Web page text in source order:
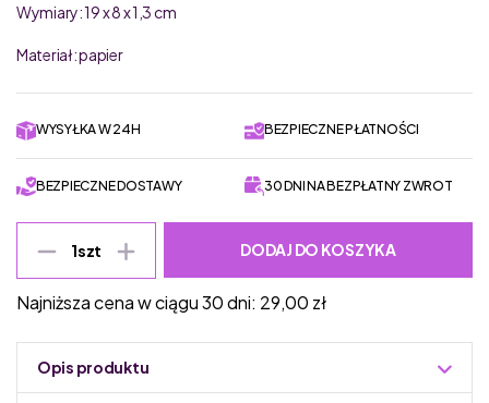
Wymiary: 19 x 8 x 1,3 cm
Materiał: papier
WYSYŁKA W 24H BEZPIECZNE PŁATNOŚCI
BEZPIECZNE DOSTAWY 30 DNI NA BEZPŁATNY ZWROT
1szt DODAJ DO KOSZYKA
Najniższa cena w ciągu 30 dni: 29,00 zł
Opis produktu